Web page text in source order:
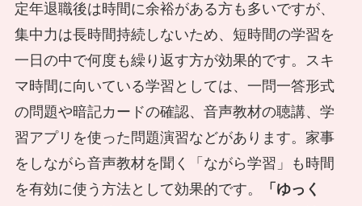
定年退職後は時間に余裕がある方も多いですが、
集中力は長時間持続しないため、短時間の学習を
一日の中で何度も繰り返す方が効果的です。スキ
マ時間に向いている学習としては、一問一答形式
の問題や暗記カードの確認、音声教材の聴講、学
習アプリを使った問題演習などがあります。家事
をしながら音声教材を聞く「ながら学習」も時間
を有効に使う方法として効果的です。
「ゆっく